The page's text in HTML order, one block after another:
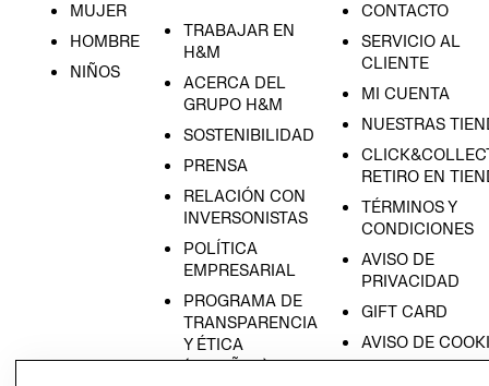
MUJER
HOMBRE
NIÑOS
TRABAJAR EN
H&M
ACERCA DEL
GRUPO H&M
SOSTENIBILIDAD
PRENSA
RELACIÓN CON
INVERSONISTAS
POLÍTICA
EMPRESARIAL
PROGRAMA DE
TRANSPARENCIA
Y ÉTICA
(ESPAÑOL)
CONTACTO
SERVICIO AL
CLIENTE
MI CUENTA
NUESTRAS
RETIRO EN
TÉRMINOS Y
CONDICIONES
AVISO DE
PRIVACIDAD
GIFT CARD
AVISO DE